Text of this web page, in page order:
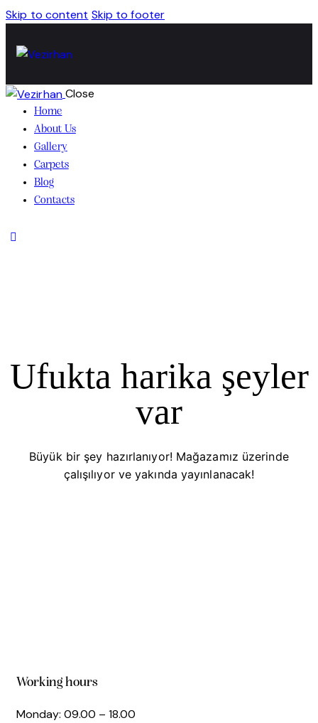
Skip to content Skip to footer
Close
Home
About Us
Gallery
Carpets
Blog
Contacts
Ufukta harika şeyler
var
Büyük bir şey hazırlanıyor! Mağazamız üzerinde
çalışılıyor ve yakında yayınlanacak!
Working hours
Monday: 09.00 – 18.00